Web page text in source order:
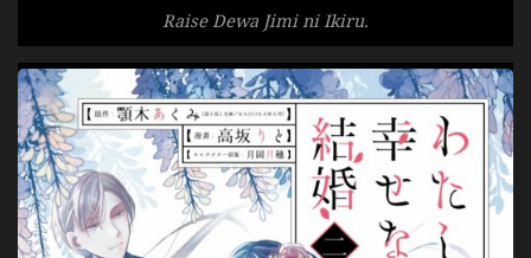
Raise Dewa Jimi ni Ikiru.